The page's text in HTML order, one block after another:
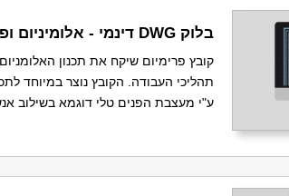
בלוק DWG דינמי - אלומיניום ופתחים
קובץ פרימיום שיקח את תכנון
תהליכי העבודה. הקובץ נוצר במיוחד
ע"י מעצבת הפנים טלי דוגמא בשילוב